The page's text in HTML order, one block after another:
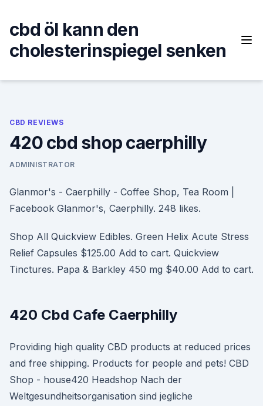
content
cbd öl kann den
cholesterinspiegel senken
CBD REVIEWS
420 cbd shop caerphilly
ADMINISTRATOR
Glanmor's - Caerphilly - Coffee Shop, Tea Room |
Facebook Glanmor's, Caerphilly. 248 likes.
Shop All Quickview Edibles. Green Helix Acute Stress
Relief Capsules $125.00 Add to cart. Quickview
Tinctures. Papa & Barkley 450 mg $40.00 Add to cart.
420 Cbd Cafe Caerphilly
Providing high quality CBD products at reduced prices
and free shipping. Products for people and pets! CBD
Shop - house420 Headshop Nach der
Weltgesundheitsorganisation sind jegliche